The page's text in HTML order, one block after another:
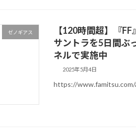
ゼノギアス
【120時間超】『
サントラを5日間ぶ
ネルで実施中
2025年5月4日
https://